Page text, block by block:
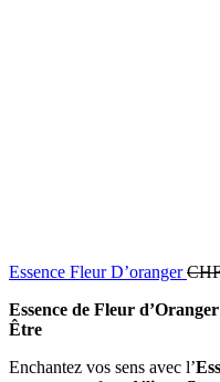
Essence Fleur D’oranger
Essence de Fleur
Être
Enchantez vos sens avec l’